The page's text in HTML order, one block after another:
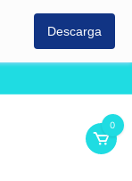
Descarga
0